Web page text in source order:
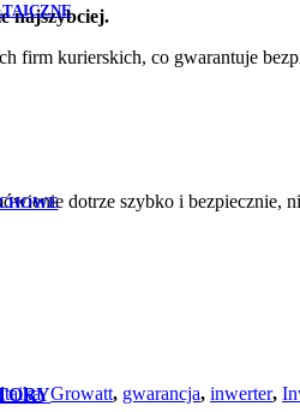
najszybciej.
firm kurierskich, co gwarantuje
dotrze szybko i bezpiecznie,
,Growatt, gwarancja, inwerter,